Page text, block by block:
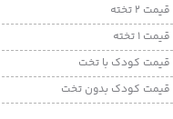
قیمت 2 تخته
قیمت 1 تخته
قیمت کودک با تخت
قیمت کودک بدون تخت